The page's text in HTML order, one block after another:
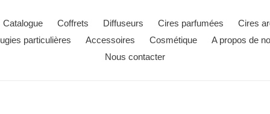
Catalogue Coffrets Diffuseurs Cires parfumées
Cires
particulières
Accessoires Cosmétique
A propos de
Nous contacter